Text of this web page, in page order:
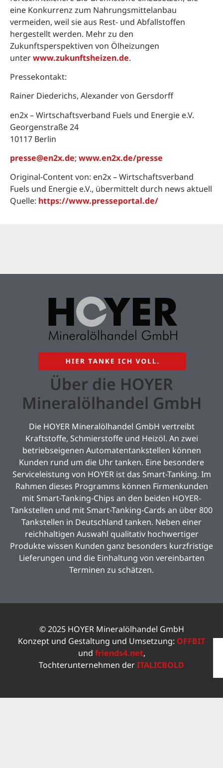
eine Konkurrenz zum Nahrungsmittelanbau
vermeiden, weil sie aus Rest- und Abfallstoffen
hergestellt werden. Mehr zu den
Zukunftsperspektiven von Ölheizungen
unterwww.zukunftsheizen.de.
Pressekontakt:
Rainer Diederichs, Alexander von Gersdorff
en2x – Wirtschaftsverband Fuels und Energie e.V.
Georgenstraße 24
10117 Berlin
presse@en2x.de; www.en2x.de/presse
Original-Content von: en2x – Wirtschaftsverband
Fuels und Energie e.V., übermittelt durch news aktuell
Quelle: https://www.presseportal.de/
Über die HOYER
Mineralölhandel GmbH
Die HOYER Mineralölhandel GmbH vertreibt
Kraftstoffe, Schmierstoffe und Heizöl. An zwei
betriebseigenen Automatentankstellen können
Kunden rund um die Uhr tanken. Eine besondere
Serviceleistung von HOYER ist das Smart-Tanking. Im
Rahmen dieses Programms können Firmenkunden
mit Smart-Tanking-Chips an den beiden HOYER-
Tankstellen und mit Smart-Tanking-Cards an über 800
Tankstellen in Deutschland tanken. Neben einer
reichhaltigen Auswahl qualitativ hochwertiger
Produkte wissen Kunden ganz besonders kurzfristige
Lieferungen und die Einhaltung von vereinbarten
Terminen zu schätzen.
© 2025 HOYER Mineralölhandel GmbH
Konzept und Gestaltung und Umsetzung: OFFBIT
und friends4.net,
Tochterunternehmen derITALICBOLD